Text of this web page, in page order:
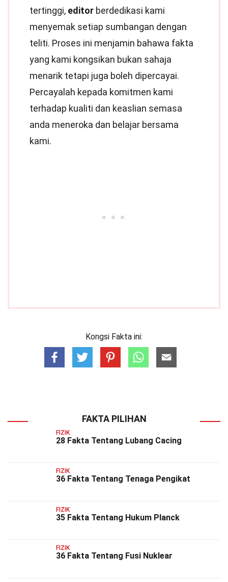
tertinggi, editor berdedikasi kami
menyemak setiap sumbangan dengan
teliti. Proses ini menjamin bahawa fakta
yang kami kongsikan bukan sahaja
menarik tetapi juga boleh dipercayai.
Percayalah kepada komitmen kami
terhadap kualiti dan keaslian semasa
anda meneroka dan belajar bersama
kami.
Kongsi Fakta ini:
FAKTA PILIHAN
FIZIK
28 Fakta Tentang Lubang Cacing
FIZIK
36 Fakta Tentang Tenaga Pengikat
FIZIK
35 Fakta Tentang Hukum Planck
FIZIK
36 Fakta Tentang Fusi Nuklear